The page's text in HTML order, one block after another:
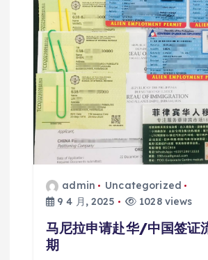
admin
Uncategorized
9 4 月, 2025
1028 views
马尼拉申请赴华/中国签证
期